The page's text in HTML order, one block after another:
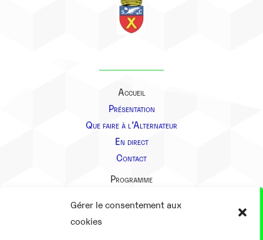
Gérer le consentement aux
cookies
Accueil
Présentation
Que faire à l’Alternateur
En direct
Contact
Programme
Présentation